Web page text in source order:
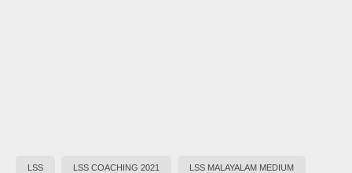
LSS LSS COACHING 2021 LSS MALAYALAM MEDIUM